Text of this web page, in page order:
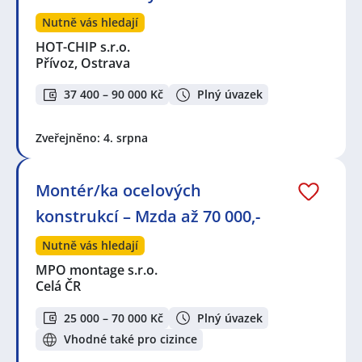
Nutně vás hledají
HOT-CHIP s.r.o.
Přívoz, Ostrava
37 400 – 90 000 Kč Plný úvazek
Zveřejněno: 4. srpna
Montér/ka ocelových
konstrukcí – Mzda až 70 000,-
Nutně vás hledají
MPO montage s.r.o.
Celá ČR
25 000 – 70 000 Kč
Plný úvazek
Vhodné také pro cizince